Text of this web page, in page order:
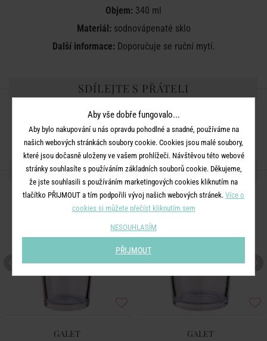
Objem: 340 ml
Materiál:sodnovápenaté sklo
Další informace: Doporučuje se ruční mytí.
SDÍLEJTE S PŘÁTELI
DALŠÍ PRODUKTY ZE SÉRIE
GALET GALET
Aby vše dobře fungovalo...
Aby bylo nakupování u nás opravdu pohodlné a snadné, používáme na
našich webových stránkách soubory cookie. Cookies jsou malé soubory,
které jsou dočasně uloženy ve vašem prohlížeči. Návštěvou této webové
stránky souhlasíte s používáním základních souborů cookie. Děkujeme,
že jste souhlasili s používáním marketingových cookies kliknutím na
tlačítko PŘIJMOUT a tím podpořili vývoj našich webových stránek. Více o
cookies si můžete přečíst kliknutím sem
NESOUHLASÍM
PŘIJMOUT